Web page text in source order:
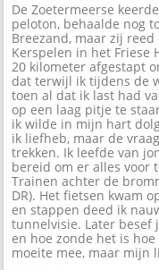
De Zoetermeerse
peloton, behaalde nog
Breezand, maar zij
Kerspelen in het Friese
20 kilometer afgestapt
dat terwijl ik tijdens de
toen al dat ik last had
op een laag pitje te
ik wilde in mijn hart
ik liefheb, maar de
trekken. Ik leefde van
bereid om er alles voor
Trainen achter de
DR). Het fietsen kwam
en stappen deed ik
tunnelvisie. Later besef
en hoe zonde het is
moeite mee, maar mijn